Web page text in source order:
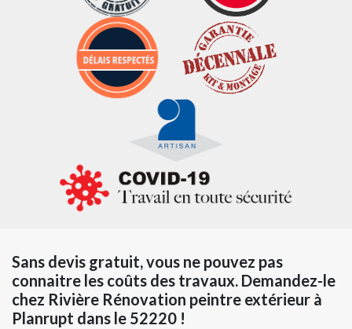
Sans devis gratuit, vous ne pouvez pas
connaitre les coûts des travaux. Demandez-le
chez Rivière Rénovation peintre extérieur à
Planrupt dans le 52220 !